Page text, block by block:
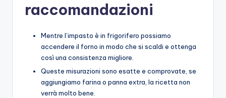
raccomandazioni
Mentre l’impasto è in frigorifero possiamo
accendere il forno in modo che si scaldi e ottenga
così una consistenza migliore.
Queste misurazioni sono esatte e comprovate, se
aggiungiamo farina o panna extra, la ricetta non
verrà molto bene.